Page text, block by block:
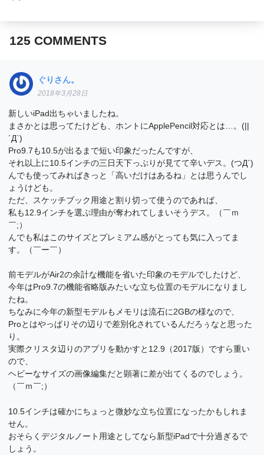
125 COMMENTS
ぐりさん。
2018年3月28日
新しいiPad出ちゃいましたね。
まさかとは思ってたけども、ホントにApplePencil対応とは…。(||
´Д`)
Pro9.7も10.5が出るまで短い印象だったんですが、
それ以上に10.5インチの三日天下っぷりが見てて辛いデス。(つД`)
んでも使ってみればきっと「高いだけはあるね」とは思うんでし
ょうけども。
ただ、スケッチブック用途と割り切って使うのであれば、
私も12.9インチを選ぶ理由が奪われてしまいそうデス。（￣ｍ
￣;）
んでも私はこのサイズとプレミアム感がとっても気に入ってま
す。（￣ー￣）
前モデルがAir2の余計な機能を省いた印象のモデルでしたけど、
今年はPro9.7の機能省略版みたいな立ち位置のモデルになりまし
たね。
ちなみに今年の新型モデルもメモリは流石に2GBの様なので、
Proとはやっぱりその辺りで差別化されているんだろぅなと思った
り。
実際クリスタ辺りのアプリを動かすと12.9（2017版）ですら重い
ので、
ヘビーなサイズの画像編集だと顕著に差が出てくるのでしょう。
（￣ｍ￣;）
10.5インチは確かにちょっと微妙な立ち位置になったかもしれま
せん。
おそらくデジタルノート用途としてなら新型iPadで十分過ぎるで
しょう。